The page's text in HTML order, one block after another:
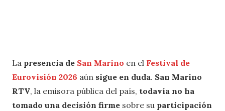
La presencia de San Marino en el Festival de
Eurovisión 2026 aún sigue en duda. San Marino
RTV, la emisora pública del país, todavía no ha
tomado una decisión firme sobre su participación